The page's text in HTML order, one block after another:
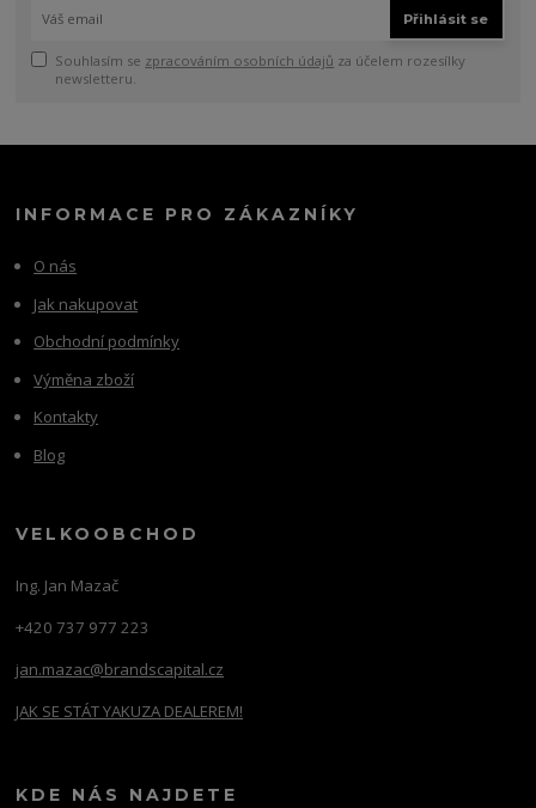
Přihlásit se
Souhlasím se zpracováním osobních údajů za účelem rozesílky
newsletteru.
INFORMACE PRO ZÁKAZNÍKY
O nás
Jak nakupovat
Obchodní podmínky
Výměna zboží
Kontakty
Blog
VELKOOBCHOD
Ing. Jan Mazač
+420 737 977 223
jan.mazac@brandscapital.cz
JAK SE STÁT YAKUZA DEALEREM!
KDE NÁS NAJDETE